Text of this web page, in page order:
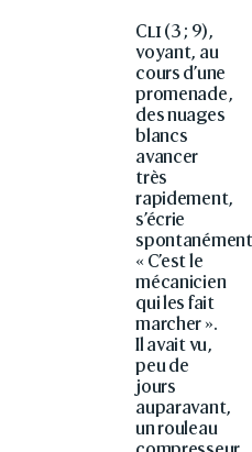
Cli(3 ; 9),
voyant, au
cours d’une
promenade,
des nuages
blancs
avancer
très
rapidement,
s’écrie
spontanément
« C’est le
mécanicien
qui les fait
marcher ».
Il avait vu,
peu de
jours
auparavant,
un rouleau
compresseur